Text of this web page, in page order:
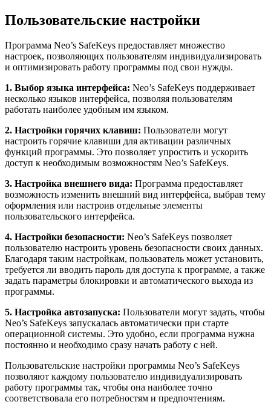
Пользовательские настройки
Программа Neo’s SafeKeys предоставляет множество
настроек, позволяющих пользователям индивидуализировать
и оптимизировать работу программы под свои нужды.
1. Выбор языка интерфейса: Neo’s SafeKeys поддерживает
несколько языков интерфейса, позволяя пользователям
работать наиболее удобным им языком.
2. Настройки горячих клавиш: Пользователи могут
настроить горячие клавиши для активации различных
функций программы. Это позволяет упростить и ускорить
доступ к необходимым возможностям Neo’s SafeKeys.
3. Настройка внешнего вида: Программа предоставляет
возможность изменить внешний вид интерфейса, выбрав тему
оформления или настроив отдельные элементы
пользовательского интерфейса.
4. Настройки безопасности: Neo’s SafeKeys позволяет
пользователю настроить уровень безопасности своих данных.
Благодаря таким настройкам, пользователь может установить,
требуется ли вводить пароль для доступа к программе, а также
задать параметры блокировки и автоматического выхода из
программы.
5. Настройка автозапуска: Пользователи могут задать, чтобы
Neo’s SafeKeys запускалась автоматически при старте
операционной системы. Это удобно, если программа нужна
постоянно и необходимо сразу начать работу с ней.
Пользовательские настройки программы Neo’s SafeKeys
позволяют каждому пользователю индивидуализировать
работу программы так, чтобы она наиболее точно
соответствовала его потребностям и предпочтениям.